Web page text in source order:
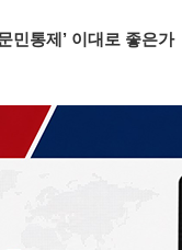
민통제’ 이대로 좋은가